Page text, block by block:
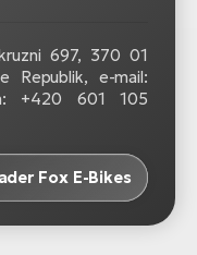
697, 370 01
Republik, e-mail:
+420 601 105
Fox E-Bikes